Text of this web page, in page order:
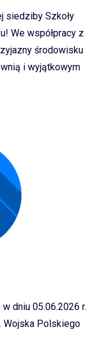
siedziby Szkoły
We współpracy z
środowisku
i wyjątkowym
prace na
dniu 05.06.2026 r.
Wojska Polskiego